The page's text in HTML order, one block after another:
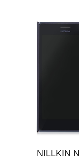
NILLKIN